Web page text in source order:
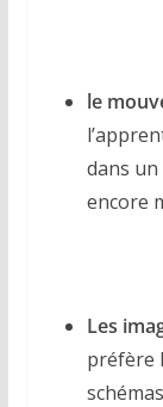
le
dans
encore
Les
préfère